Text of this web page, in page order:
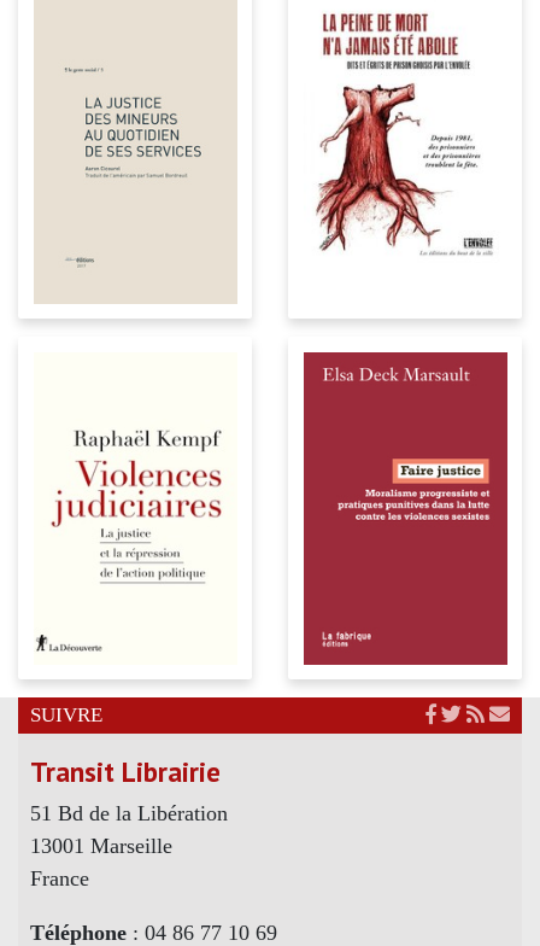
SUIVRE
Transit Librairie
51 Bd de la Libération
13001 Marseille
France
Téléphone : 04 86 77 10 69